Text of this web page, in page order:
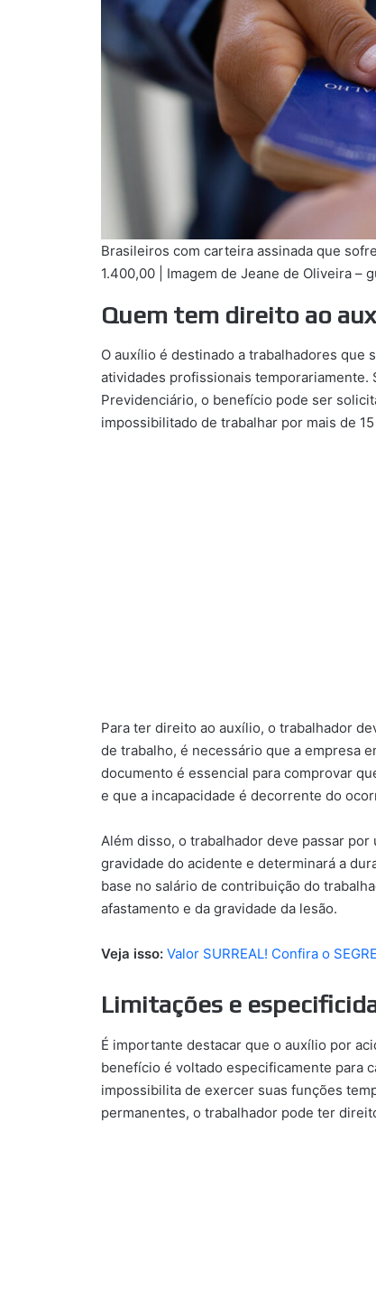
Brasileiros com carteira assinada que
1.400,00 | Imagem de Jeane de Oliveira –
Quem tem direito ao
O auxílio é destinado a trabalhadores que
atividades profissionais temporariamente.
Previdenciário, o benefício pode ser
impossibilitado de trabalhar por mais de
Para ter direito ao auxílio, o trabalhador
de trabalho, é necessário que a empresa
documento é essencial para comprovar
e que a incapacidade é decorrente do
Além disso, o trabalhador deve passar
gravidade do acidente e determinará a
base no salário de contribuição do
afastamento e da gravidade da lesão.
Veja isso: Valor SURREAL! Confira o
Limitações e
É importante destacar que o auxílio por
benefício é voltado especificamente para
impossibilita de exercer suas funções
permanentes, o trabalhador pode ter